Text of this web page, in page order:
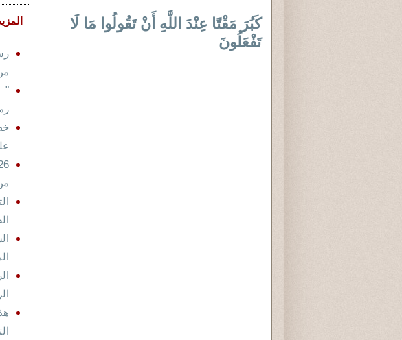
"
كَبُرَ مَقْتًا عِنْدَ اللَّهِ أَنْ تَقُولُوا مَا لَا
تَفْعَلُونَ